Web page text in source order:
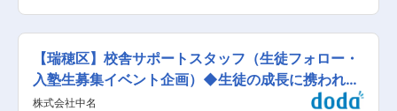
残業は毎日15分以内を徹底、朝はゆったり10時始
業！ ◎年収500万円以上も目指せる環境 ∟成果は
入UPも！ 変更の範囲：会社の定める業務
内容＞ 入塾相談や塾生との面談がメインとしてお
クだけでなく、学習方法や進路、志望校対策、高
校生活など、さまざまな相談に乗ります。 ・アシ
スタントアドバイザー（大学生アルバイト）のマ
ネジメント 各校舎には10〜15名の大学生アルバ
行わず、長期案件×チーム体制配属中心。経験や
志向に合わせて、無理のないステップアップが可
能です。 ＜業務内容＞ 要件定義、基本設計、詳
細設計 開発、テスト、運用保守 ※ご経験に応じ
て、上流工程からお任せします ＜案件例＞ 大手
商社の基幹システム開発 SIerからの生成AI関連プ
【瑞穂区】校舎サポートスタッフ（生徒フォロー・
入塾生募集イベント企画）◆生徒の成長に携われま
す◆
株式会社中名